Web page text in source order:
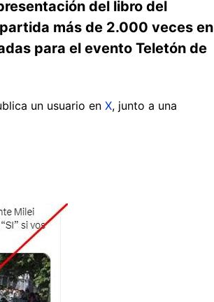
del libro del
más de 2.000 veces en
para el evento Teletón de
un usuario en X, junto a una